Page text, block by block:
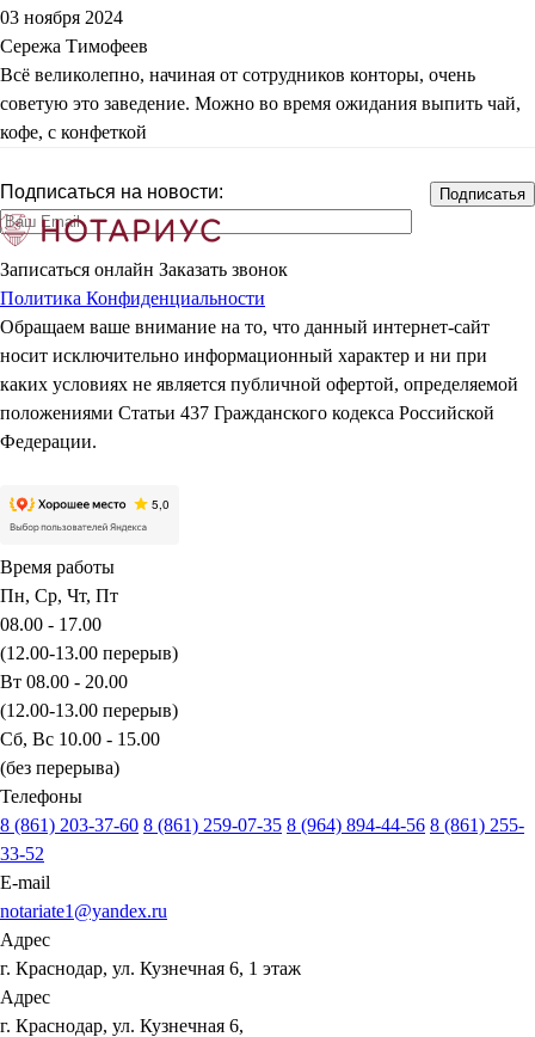
03 ноября 2024
Сережа Тимофеев
Всё великолепно, начиная от сотрудников конторы, очень
советую это заведение. Можно во время ожидания выпить чай,
кофе, с конфеткой
Подписаться на новости:
Записаться онлайн Заказать звонок
Политика Конфиденциальности
Обращаем ваше внимание на то, что данный интернет-сайт
носит исключительно информационный характер и ни при
каких условиях не является публичной офертой, определяемой
положениями Статьи 437 Гражданского кодекса Российской
Федерации.
Время работы
Пн, Ср, Чт, Пт
08.00 - 17.00
(12.00-13.00 перерыв)
Вт 08.00 - 20.00
(12.00-13.00 перерыв)
Сб, Вс 10.00 - 15.00
(без перерыва)
Телефоны
8 (861) 203-37-60 8 (861) 259-07-35 8 (964) 894-44-56 8 (861) 255-
33-52
E-mail
notariate1@yandex.ru
Адрес
г. Краснодар, ул. Кузнечная 6, 1 этаж
Адрес
г. Краснодар, ул. Кузнечная 6,